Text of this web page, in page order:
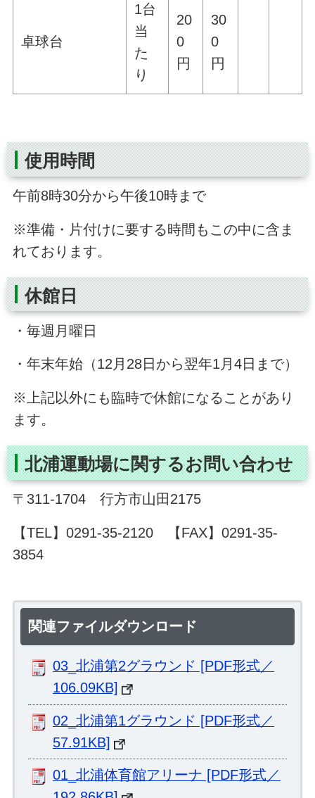
卓球台
1台
当
た
り
20
0
円
30
0
円
使用時間
午前8時30分から午後10時まで
※準備・片付けに要する時間もこの中に含ま
れております。
休館日
・毎週月曜日
・年末年始（12月28日から翌年1月4日まで）
※上記以外にも臨時で休館になることがあり
ます。
北浦運動場に関するお問い合わせ
〒311-1704 行方市山田2175
【TEL】0291-35-2120 【FAX】0291-35-
3854
関連ファイルダウンロード
03_北浦第2グラウンド [PDF形式／
106.09KB]
02_北浦第1グラウンド [PDF形式／
57.91KB]
01_北浦体育館アリーナ [PDF形式／